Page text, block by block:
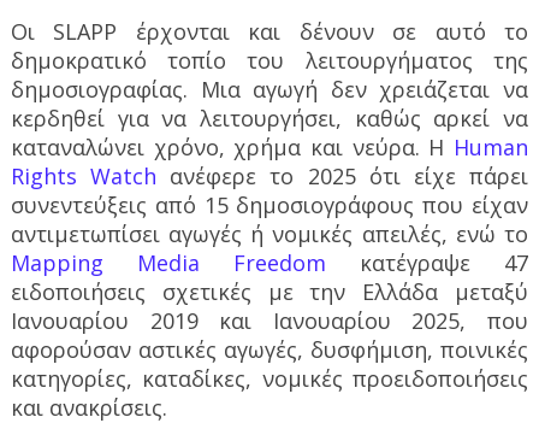
Οι SLAPP έρχονται και δένουν σε αυτό το
δημοκρατικό τοπίο του λειτουργήματος της
δημοσιογραφίας. Μια αγωγή δεν χρειάζεται να
κερδηθεί για να λειτουργήσει, καθώς αρκεί να
καταναλώνει χρόνο, χρήμα και νεύρα. Η Human
Rights Watch ανέφερε το 2025 ότι είχε πάρει
συνεντεύξεις από 15 δημοσιογράφους που είχαν
αντιμετωπίσει αγωγές ή νομικές απειλές, ενώ το
Mapping Media Freedom κατέγραψε 47
ειδοποιήσεις σχετικές με την Ελλάδα μεταξύ
Ιανουαρίου 2019 και Ιανουαρίου 2025, που
αφορούσαν αστικές αγωγές, δυσφήμιση, ποινικές
κατηγορίες, καταδίκες, νομικές προειδοποιήσεις
και ανακρίσεις.